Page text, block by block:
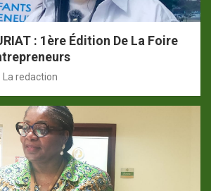
: 1ère Édition De La Foire
La redaction